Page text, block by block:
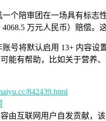
一个陪审团在一场具有标志
4068.5 万元人民币）赔偿
号将默认启用 13+ 内容设
能有帮助，比如关于营养
842439.html
由互联网用户自发贡献，